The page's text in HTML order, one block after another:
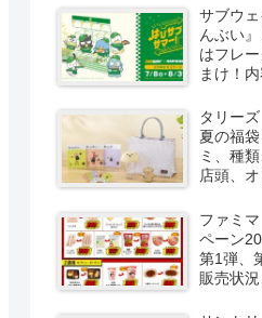
売！
サブウ
んぶい
はフレ
まけ！
タリー
夏の福
ミ、種
店頭、
ファミ
ペーン
第1弾、
販売状況